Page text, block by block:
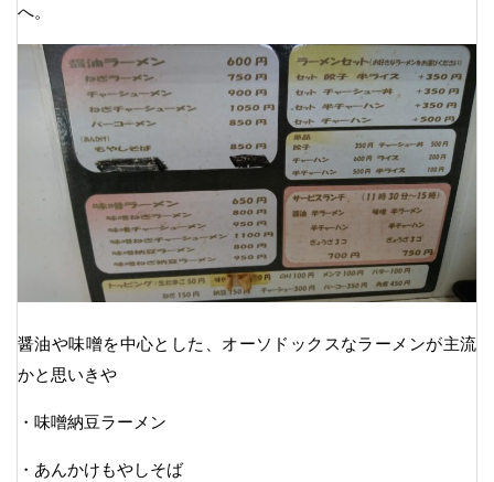
へ。
醤油や味噌を中心とした、オーソドックスなラーメンが主流
かと思いきや
・味噌納豆ラーメン
・あんかけもやしそば